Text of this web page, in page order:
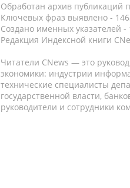
Обработан архив публикаций
Ключевых фраз выявлено -
Создано именных указателей -
Редакция Индексной книги
Читатели CNews — это
экономики: индустрии
технические специалисты
государственной власти,
руководители и сотрудники